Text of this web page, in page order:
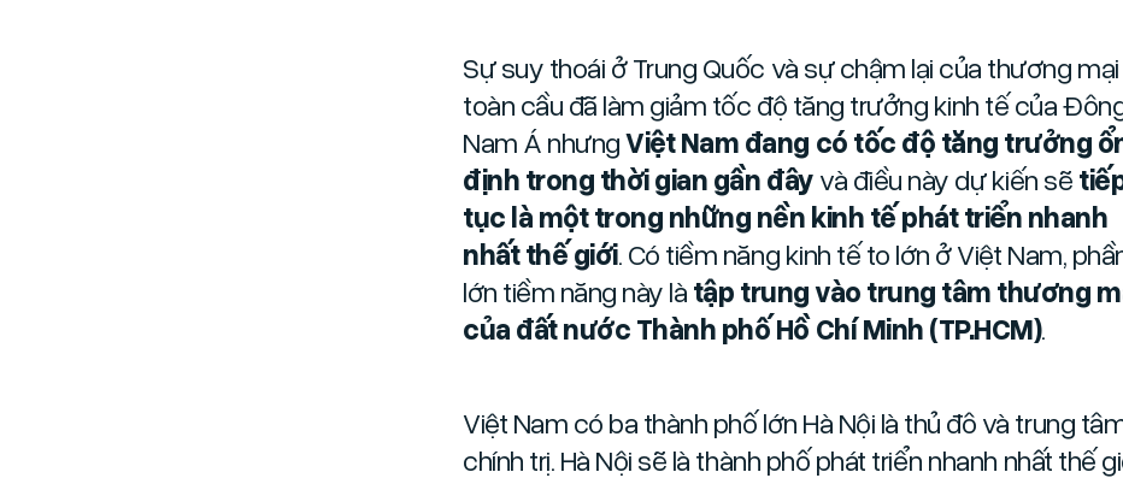
Sự suy thoái ở Trung Quốc và sự chậm lại của thương mại
toàn cầu đã làm giảm tốc độ tăng trưởng kinh tế của
Nam Á nhưngViệt Nam đang có tốc độ tăng trưởng
định trong thời gian gần đây và điều này dự kiến sẽ
tục là một trong những nền kinh tế phát triển nhanh
nhất thế giới. Có tiềm năng kinh tế to lớn ở Việt Nam,
lớn tiềm năng này là tập trung vào trung tâm thương
của đất nước Thành phố Hồ Chí Minh (TP.HCM).
Việt Nam có ba thành phố lớn Hà Nội là thủ đô và trung
chính trị. Hà Nội sẽ là thành phố phát triển nhanh nhất thế